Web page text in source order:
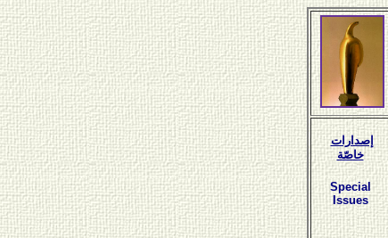
إصدارات
خاصّة
Special
Issues